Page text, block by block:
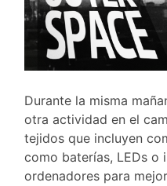
Durante la misma
otra actividad en el
tejidos que incluyen
como baterías, LEDs o
ordenadores para